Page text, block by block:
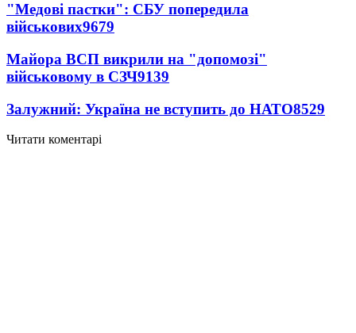
"Медові пастки": СБУ попередила
військових9679
Майора ВСП викрили на "допомозі"
військовому в СЗЧ9139
Залужний: Україна не вступить до НАТО8529
Читати коментарі